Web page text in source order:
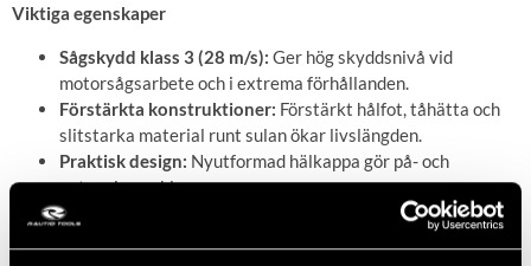
Viktiga egenskaper
Sågskydd klass 3 (28 m/s): Ger hög skyddsnivå vid
motorsågsarbete och i extrema förhållanden.
Förstärkta konstruktioner: Förstärkt hålfot, tåhätta och
slitstarka material runt sulan ökar livslängden.
Praktisk design: Nyutformad hälkappa gör på- och
avtagning enklare.
Mångsidig användning:
Canvasfoder ger komfort och
sulan är anpassad för dubbning, vilket gör stövlarna